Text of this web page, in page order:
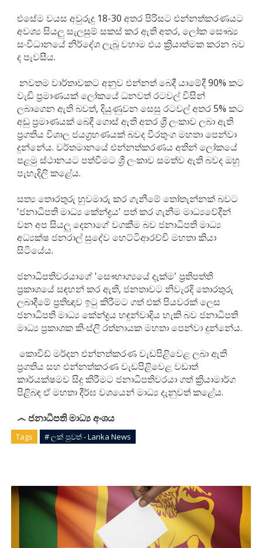
එසේම වයස අවුරුදු 18-30 අතර පිරිසට එන්නත්කරණයට
අවශ්‍ය සියලු සැලසුම් සකස් කර ඇති අතර, ලෝක සෞඛ්‍ය
සංවිධානයේ නිර්දේශ ලැබූ වහාම එය ක්‍රියාත්මක කරන බව
ද පැවසීය.
නවතම වාර්තාවකට අනුව එන්නත් බෙදී යාමේදී 90% කට
වැඩි ප්‍රමාණයක් ලෝකයේ ධනවත් රටවල් විසින්
ලබාගෙන ඇති බවත්, දියුණුවන සෙසු රටවල් අතර 5% කට
අඩු ප්‍රමාණයක් බෙදී ගොස් ඇති අතර ශ්‍රී ලංකාව ලබා ඇති
ප්‍රගතිය විශාල ජයග්‍රහණයක් බවද වීරතුංග මහතා පෙන්වා
දුන්නේය. වර්තමානයේ එන්නත්කරණය අතින් ලෝකයේ
පළමු ස්ථානයට පත්වීමට ශ්‍රී ලංකාව සමත්ව ඇති බවද ඔහු
පැහැදිලි කළේය.
සත්‍ය තොරතුරු හුවමාරු කර ගැනීමේ තෝතැන්නක් බවට
'ජනාධිපති මාධ්‍ය කේන්ද්‍රය' පත් කර ගැනීම මාධ්‍යවේදීන්
වන අප සියලු දෙනාගේ වගකීම බව ජනාධිපති මාධ්‍ය
අධ්‍යක්ෂ ජනරාල් සුදේව හෙට්ටිආරච්චි මහතා කියා
සිටියේය.
ජනාධිපතිවරයාගේ 'සෞභාග්‍යයේ දැක්ම' ප්‍රතිපත්ති
ප්‍රකාශයේ සඳහන් කර ඇති, ජනතාවට නිවැරදි තොරතුරු
ලබාදීමේ ප්‍රතිඥාව ඉටු කිරීමට ගත් එක් පියවරක් ලෙස
ජනාධිපති මාධ්‍ය කේන්ද්‍රය හඳුන්වාදිය හැකි බව ජනාධිපති
මාධ්‍ය ප්‍රකාශක කිංස්ලි රත්නායක මහතා පෙන්වා දුන්නේය.
කොවිඩ් මර්දන එන්නත්කරණ වැඩපිළිවෙළ ලබා ඇති
ප්‍රගතිය සහ එන්නත්කරණ වැඩපිළිවෙළ වඩාත්
කාර්යක්ෂමව සිදු කිරීමට ජනාධිපතිවරයා ගත් ක්‍රියාමාර්ග
පිළිබඳ ඒ මහතා දීර්ඝ වශයෙන් මාධ්‍ය දැනුවත් කළේය.
෴ ජනාධිපති මාධ්‍ය අංශය
Tags # ලක් පුවත් - Lanka News